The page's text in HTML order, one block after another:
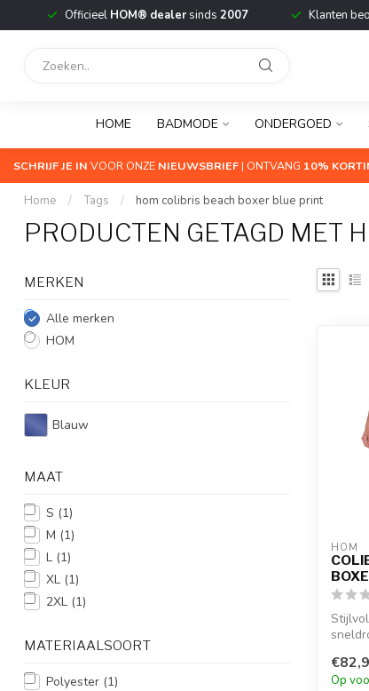
Officieel HOM® dealersinds 2007 Klanten
HOME BADMODE ONDERGOED
SCHRIJF JE IN VOOR ONZE NIEUWSBRIEF| ONTVANG 10%
Home / Tags / hom colibris beach boxer blue print
PRODUCTEN GETAGD MET
MERKEN
Alle merken
HOM
KLEUR
Blauw
MAAT
S (1)
M (1)
L (1)
XL (1)
2XL (1)
MATERIAALSOORT
Polyester (1)
HOM
Op